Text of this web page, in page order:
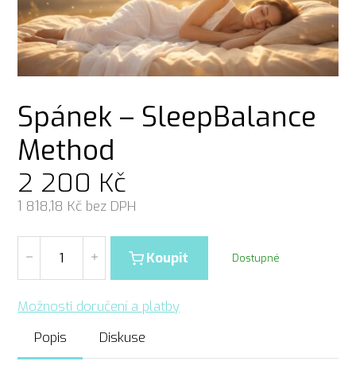
Spánek – SleepBalance
Method
2 200 Kč
1 818,18 Kč bez DPH
Koupit Dostupné
Možnosti doručení a platby
Popis
Diskuse